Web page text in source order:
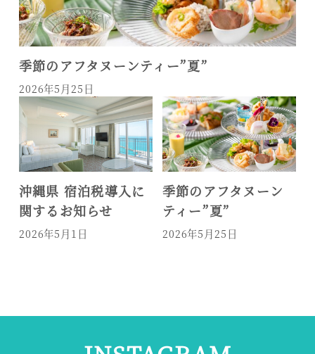
季節のアフタヌーンティー”夏”
2026年5月25日
沖縄県 宿泊税導入に
関するお知らせ
2026年5月1日
季節のアフタヌーン
ティー”夏”
2026年5月25日